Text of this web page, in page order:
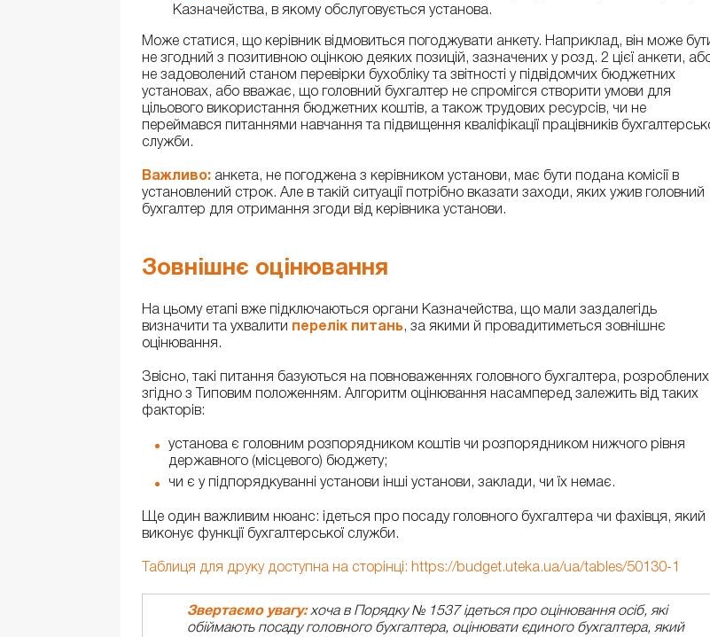
Казначейства, в якому обслуговується установа.
Може статися, що керівник відмовиться погоджувати анкету. Наприклад, він може
не згодний з позитивною оцінкою деяких позицій, зазначених у розд. 2 цієї анкети,
не задоволений станом перевірки бухобліку та звітності у підвідомчих бюджетних
установах, або вважає, що головний бухгалтер не спромігся створити умови для
цільового використання бюджетних коштів, а також трудових ресурсів, чи не
переймався питаннями навчання та підвищення кваліфікації працівників
служби.
Важливо: анкета, не погоджена з керівником установи, має бути подана комісії в
установлений строк. Але в такій ситуації потрібно вказати заходи, яких ужив головний
бухгалтер для отримання згоди від керівника установи.
Зовнішнє оцінювання
На цьому етапі вже підключаються органи Казначейства, що мали заздалегідь
визначити та ухвалити
перелік питань, за якими й провадитиметься зовнішнє
оцінювання.
Звісно, такі питання базуються на повноваженнях головного бухгалтера, розроблених
згідно з Типовим положенням. Алгоритм оцінювання насамперед залежить від таких
факторів:
установа є головним розпорядником коштів чи розпорядником нижчого рівня
державного (місцевого) бюджету;
чи є у підпорядкуванні установи інші установи, заклади, чи їх немає.
Ще один важливим нюанс: ідеться про посаду головного бухгалтера чи фахівця, який
виконує функції бухгалтерської служби.
Таблиця для друку доступна на сторінці: https://budget.uteka.ua/ua/tables/50130-1
Звертаємо увагу:хоча в Порядку № 1537 ідеться про оцінювання осіб, які
обіймають посаду головного бухгалтера, оцінювати єдиного бухгалтера, який